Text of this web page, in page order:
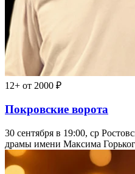
12+ от 2000 ₽
Покровские ворота
30 сентября в 19:00, ср
драмы имени Максима